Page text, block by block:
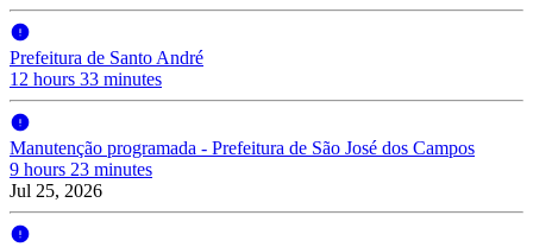
Prefeitura de Santo André
12 hours 33 minutes
Manutenção programada - Prefeitura de São José dos Campos
9 hours 23 minutes
Jul 25, 2026